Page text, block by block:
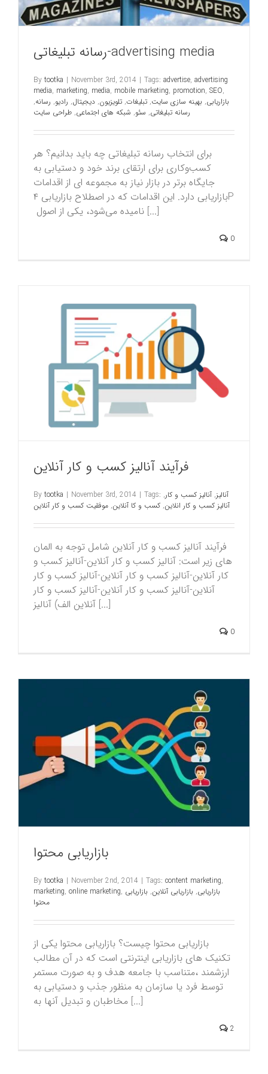
رسانه تبلیغاتی-advertising media
By tootka | November 3rd, 2014 | Tags: advertise, advertising
media, marketing, media, mobile marketing, promotion, SEO,
بازاریابی, بهینه سازی سایت, تبلیغات, تلویزیون, دیجیتال, رادیو, رسانه,
رسانه تبلیغاتی, سئو, شبکه های اجتماعی, طراحی سایت
برای انتخاب رسانه تبلیغاتی چه باید بدانیم؟ هر
کسب‌و‌کاری برای ارتقای برند خود و دستیابی به
جایگاه برتر در بازار نیاز به مجموعه ای از اقدامات
بازاریابی دارد. این اقدامات که در اصطلاح بازاریابی ۴P
نامیده می‌شود، یکی از اصول [...]
0
فرآیند آنالیز کسب و کار آنلاین
By tootka | November 3rd, 2014 | Tags: آنالیز, آنالیز کسب و کار,
آنالیز کسب و کار انلاین, کسب و کا آنلاین, موفقیت کسب و کار آنلاین
فرآیند آنالیز کسب و کار آنلاین شامل توجه به المان
های زیر است: آنالیز کسب و کار آنلاین-آنالیز کسب و
کار آنلاین-آنالیز کسب و کار آنلاین-آنالیز کسب و کار
آنلاین-آنالیز کسب و کار آنلاین-آنالیز کسب و کار
آنلاین الف) آنالیز [...]
0
بازاریابی محتوا
By tootka | November 2nd, 2014 | Tags: content marketing,
marketing, online marketing, بازاریابی, بازاریابی آنلاین, بازاریابی
محتوا
بازاریابی محتوا چیست؟ بازاریابی محتوا یکی از
تکنیک های بازاریابی اینترنتی است که در آن مطالب
ارزشمند ،متناسب با جامعه هدف و به صورت مستمر
توسط فرد یا سازمان به منظور جذب و دستیابی به
مخاطبان و تبدیل آنها به [...]
2